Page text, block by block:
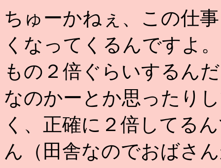
ちゅーかねぇ、この仕
くなってくるんですよ
もの２倍ぐらいするん
なのかーとか思ったり
く、正確に２倍してる
ん（田舎なのでおばさ